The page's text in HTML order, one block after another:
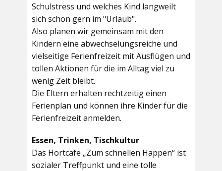
Schulstress und welches Kind langweilt
sich schon gern im "Urlaub".
Also planen wir gemeinsam mit den
Kindern eine abwechselungsreiche und
vielseitige Ferienfreizeit mit Ausflügen und
tollen Aktionen für die im Alltag viel zu
wenig Zeit bleibt.
Die Eltern erhalten rechtzeitig einen
Ferienplan und können ihre Kinder für die
Ferienfreizeit anmelden.
Essen, Trinken, Tischkultur
Das Hortcafe „Zum schnellen Happen“ ist
sozialer Treffpunkt und eine tolle